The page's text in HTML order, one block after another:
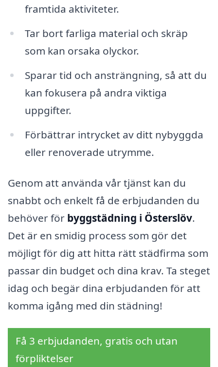
framtida aktiviteter.
Tar bort farliga material och skräp
som kan orsaka olyckor.
Sparar tid och ansträngning, så att du
kan fokusera på andra viktiga
uppgifter.
Förbättrar intrycket av ditt nybyggda
eller renoverade utrymme.
Genom att använda vår tjänst kan du
snabbt och enkelt få de erbjudanden du
behöver för byggstädning i Österslöv.
Det är en smidig process som gör det
möjligt för dig att hitta rätt städfirma som
passar din budget och dina krav. Ta steget
idag och begär dina erbjudanden för att
komma igång med din städning!
Få 3 erbjudanden, gratis och utan
förpliktelser